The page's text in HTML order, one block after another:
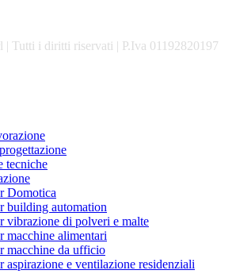
Tutti i diritti riservati | P.Iva 01192820197
tecniche
Domotica
building automation
vibrazione di polveri e malte
macchine alimentari
macchine da ufficio
aspirazione e ventilazione residenziali